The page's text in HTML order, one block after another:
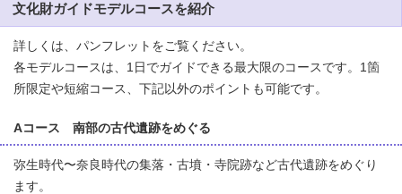
文化財ガイドモデルコースを紹介
詳しくは、パンフレットをご覧ください。
各モデルコースは、1日でガイドできる最大限のコースです。1箇
所限定や短縮コース、下記以外のポイントも可能です。
Aコース 南部の古代遺跡をめぐる
弥生時代〜奈良時代の集落・古墳・寺院跡など古代遺跡をめぐり
ます。